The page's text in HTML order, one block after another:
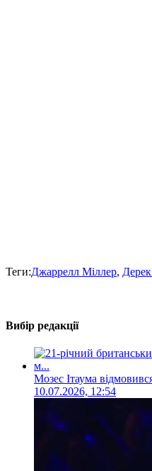
Теги:Джаррелл Міллер, Дерек
Вибір редакції
Мозес Ітаума
10.07.2026, 12:54